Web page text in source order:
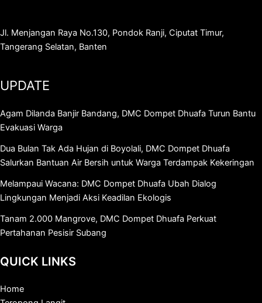
Jl. Menjangan Raya No.130, Pondok Ranji, Ciputat Timur,
Tangerang Selatan, Banten
UPDATE
Agam Dilanda Banjir Bandang, DMC Dompet Dhuafa Turun Bantu
Evakuasi Warga
Dua Bulan Tak Ada Hujan di Boyolali, DMC Dompet Dhuafa
Salurkan Bantuan Air Bersih untuk Warga Terdampak Kekeringan
Melampaui Wacana: DMC Dompet Dhuafa Ubah Dialog
Lingkungan Menjadi Aksi Keadilan Ekologis
Tanam 2.000 Mangrove, DMC Dompet Dhuafa Perkuat
Pertahanan Pesisir Subang
QUICK LINKS
Home